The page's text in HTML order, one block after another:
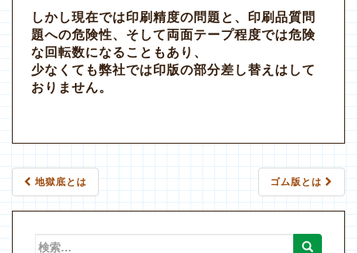
しかし現在では印刷精度の問題と、印刷品質問
題への危険性、そして両面テープ程度では危険
な回転数になることもあり、
少なくても弊社では印版の部分差し替えはして
おりません。
投稿ナビゲーション
地獄底とは ゴム版とは
検索: